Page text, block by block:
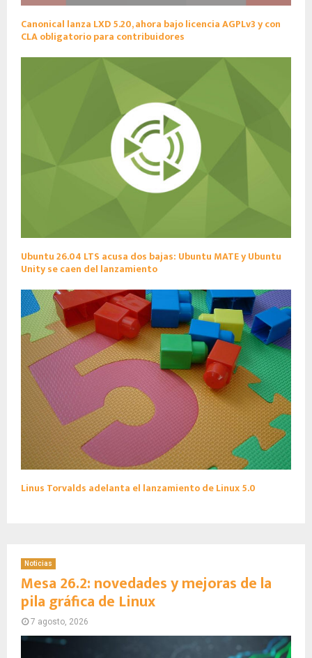
Canonical lanza LXD 5.20, ahora bajo licencia AGPLv3 y con
CLA obligatorio para contribuidores
Ubuntu 26.04 LTS acusa dos bajas: Ubuntu MATE y Ubuntu
Unity se caen del lanzamiento
Linus Torvalds adelanta el lanzamiento de Linux 5.0
Noticias
Mesa 26.2: novedades y mejoras de la
pila gráfica de Linux
7 agosto, 2026